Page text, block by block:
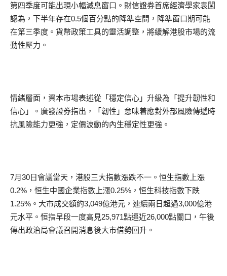
第四季度可能出現小幅減息窗口。財信證券首席經濟學家袁闖
認為，下半年存在0.5個百分點的降準空間，降準窗口期可能
在第三季度。貨幣政策工具的靈活調整，將緩解港股市場的流
動性壓力。
情緒層面，資本市場表述從「穩定信心」升級為「提升韌性和
信心」。廣發證券指出，「韌性」意味着應對外部風險傳遞時
抗風險能力更強，定價波動的內生穩定性更強。
7月30日會議當天，港股三大指數漲跌不一。恒生指數上漲
0.2%，恒生中國企業指數上漲0.25%，恒生科技指數下跌
1.25%。大市成交額約3,049億港元，連續兩日超過3,000億港
元水平。恒指早段一度高見25,971點逼近26,000點關口，午後
傳出政治局會議召開消息後大市借勢回升。